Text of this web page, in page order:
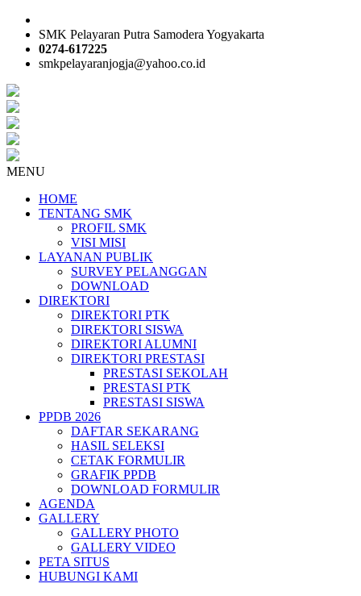
SMK Pelayaran Putra Samodera Yogyakarta
0274-617225
smkpelayaranjogja@yahoo.co.id
MENU
HOME
TENTANG SMK
PROFIL SMK
VISI MISI
LAYANAN PUBLIK
SURVEY PELANGGAN
DOWNLOAD
DIREKTORI
DIREKTORI PTK
DIREKTORI SISWA
DIREKTORI ALUMNI
DIREKTORI PRESTASI
PRESTASI SEKOLAH
PRESTASI PTK
PRESTASI SISWA
PPDB 2026
DAFTAR SEKARANG
HASIL SELEKSI
CETAK FORMULIR
GRAFIK PPDB
DOWNLOAD FORMULIR
AGENDA
GALLERY
GALLERY PHOTO
GALLERY VIDEO
PETA SITUS
HUBUNGI KAMI